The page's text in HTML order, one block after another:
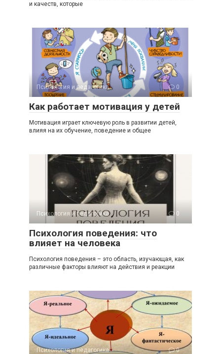
и качеств, которые
Психология и педагогика 0
Как работает мотивация у детей
Мотивация играет ключевую роль в развитии детей,
влияя на их обучение, поведение и общее
Психология и педагогика 0
Психология поведения: что
влияет на человека
Психология поведения – это область, изучающая, как
различные факторы влияют на действия и реакции
Психология и педагогика 0